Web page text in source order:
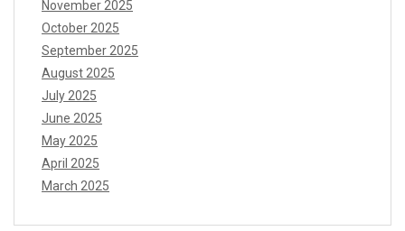
November 2025
October 2025
September 2025
August 2025
July 2025
June 2025
May 2025
April 2025
March 2025